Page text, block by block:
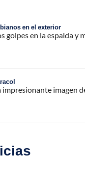
en el exterior
golpes en la espalda y
impresionante imagen